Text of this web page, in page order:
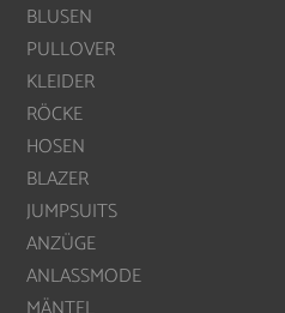
BLUSEN
PULLOVER
KLEIDER
RÖCKE
HOSEN
BLAZER
JUMPSUITS
ANZÜGE
ANLASSMODE